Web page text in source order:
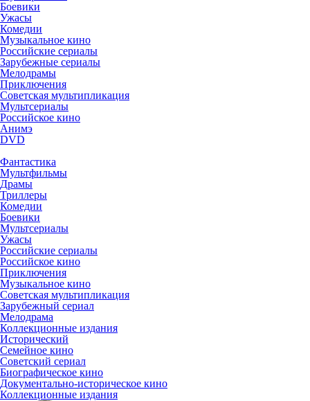
Боевики
Ужасы
Комедии
Музыкальное кино
Российские сериалы
Зарубежные сериалы
Мелодрамы
Приключения
Советская мультипликация
Мультсериалы
Российское кино
Анимэ
DVD
Фантастика
Мультфильмы
Драмы
Триллеры
Комедии
Боевики
Мультсериалы
Ужасы
Российские сериалы
Российское кино
Приключения
Музыкальное кино
Советская мультипликация
Зарубежный сериал
Мелодрама
Коллекционные издания
Исторический
Семейное кино
Советский сериал
Биографическое кино
Документально-историческое кино
Коллекционные издания